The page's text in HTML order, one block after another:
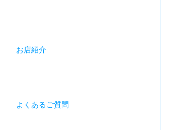
お店紹介
よくあるご質問